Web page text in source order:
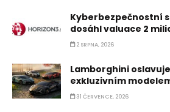
Kyberbezpečnostní
dosáhl valuace 2
2 SRPNA, 2026
Lamborghini
exkluzivním
31 ČERVENCE, 2026